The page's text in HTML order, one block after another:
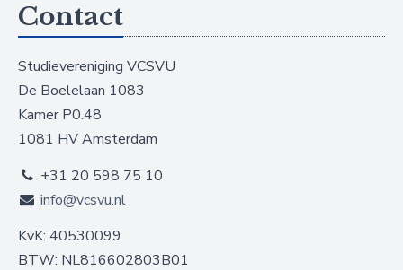
Contact
Studievereniging VCSVU
De Boelelaan 1083
Kamer P0.48
1081 HV Amsterdam
+31 20 598 75 10
info@vcsvu.nl
KvK: 40530099
BTW: NL816602803B01